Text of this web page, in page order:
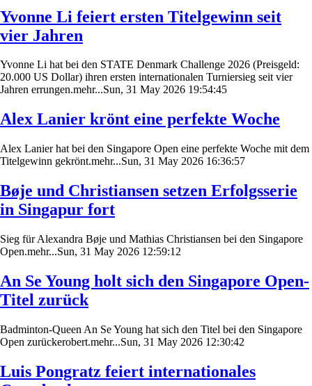
Yvonne Li feiert ersten Titelgewinn seit
vier Jahren
Yvonne Li hat bei den STATE Denmark Challenge 2026 (Preisgeld:
20.000 US Dollar) ihren ersten internationalen Turniersieg seit vier
Jahren errungen.mehr...Sun, 31 May 2026 19:54:45
Alex Lanier krönt eine perfekte Woche
Alex Lanier hat bei den Singapore Open eine perfekte Woche mit dem
Titelgewinn gekrönt.mehr...Sun, 31 May 2026 16:36:57
Bøje und Christiansen setzen Erfolgsserie
in Singapur fort
Sieg für Alexandra Bøje und Mathias Christiansen bei den Singapore
Open.mehr...Sun, 31 May 2026 12:59:12
An Se Young holt sich den Singapore Open-
Titel zurück
Badminton-Queen An Se Young hat sich den Titel bei den Singapore
Open zurückerobert.mehr...Sun, 31 May 2026 12:30:42
Luis Pongratz feiert internationales